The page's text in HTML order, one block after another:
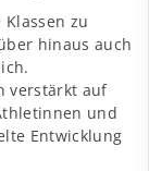
zu
hinaus auch
verstärkt auf
und
Entwicklung